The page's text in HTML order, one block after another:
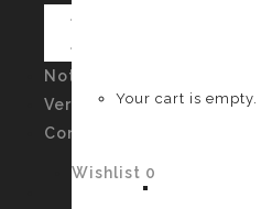
Your cart is empty.
Wishlist 0
Noticias
Verssiones
Contacto